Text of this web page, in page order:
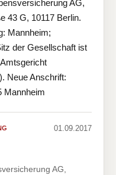
AG,
43 G, 10117 Berlin.
Mannheim;
der Gesellschaft ist
Neue Anschrift:
Mannheim
01.09.2017
AG,